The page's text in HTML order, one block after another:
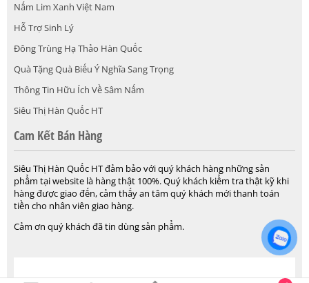
Nấm Lim Xanh Việt Nam
Hỗ Trợ Sinh Lý
Đông Trùng Hạ Thảo Hàn Quốc
Quà Tặng Quà Biếu Ý Nghĩa Sang Trọng
Thông Tin Hữu Ích Về Sâm Nấm
Siêu Thị Hàn Quốc HT
Cam Kết Bán Hàng
Siêu Thị Hàn Quốc HT đảm bảo với quý khách hàng những sản
phẩm tại website là hàng thật 100%. Quý khách kiểm tra thật kỹ khi
hàng được giao đến, cảm thấy an tâm quý khách mới thanh toán
tiền cho nhân viên giao hàng.
Cảm ơn quý khách đã tin dùng sản phẩm.